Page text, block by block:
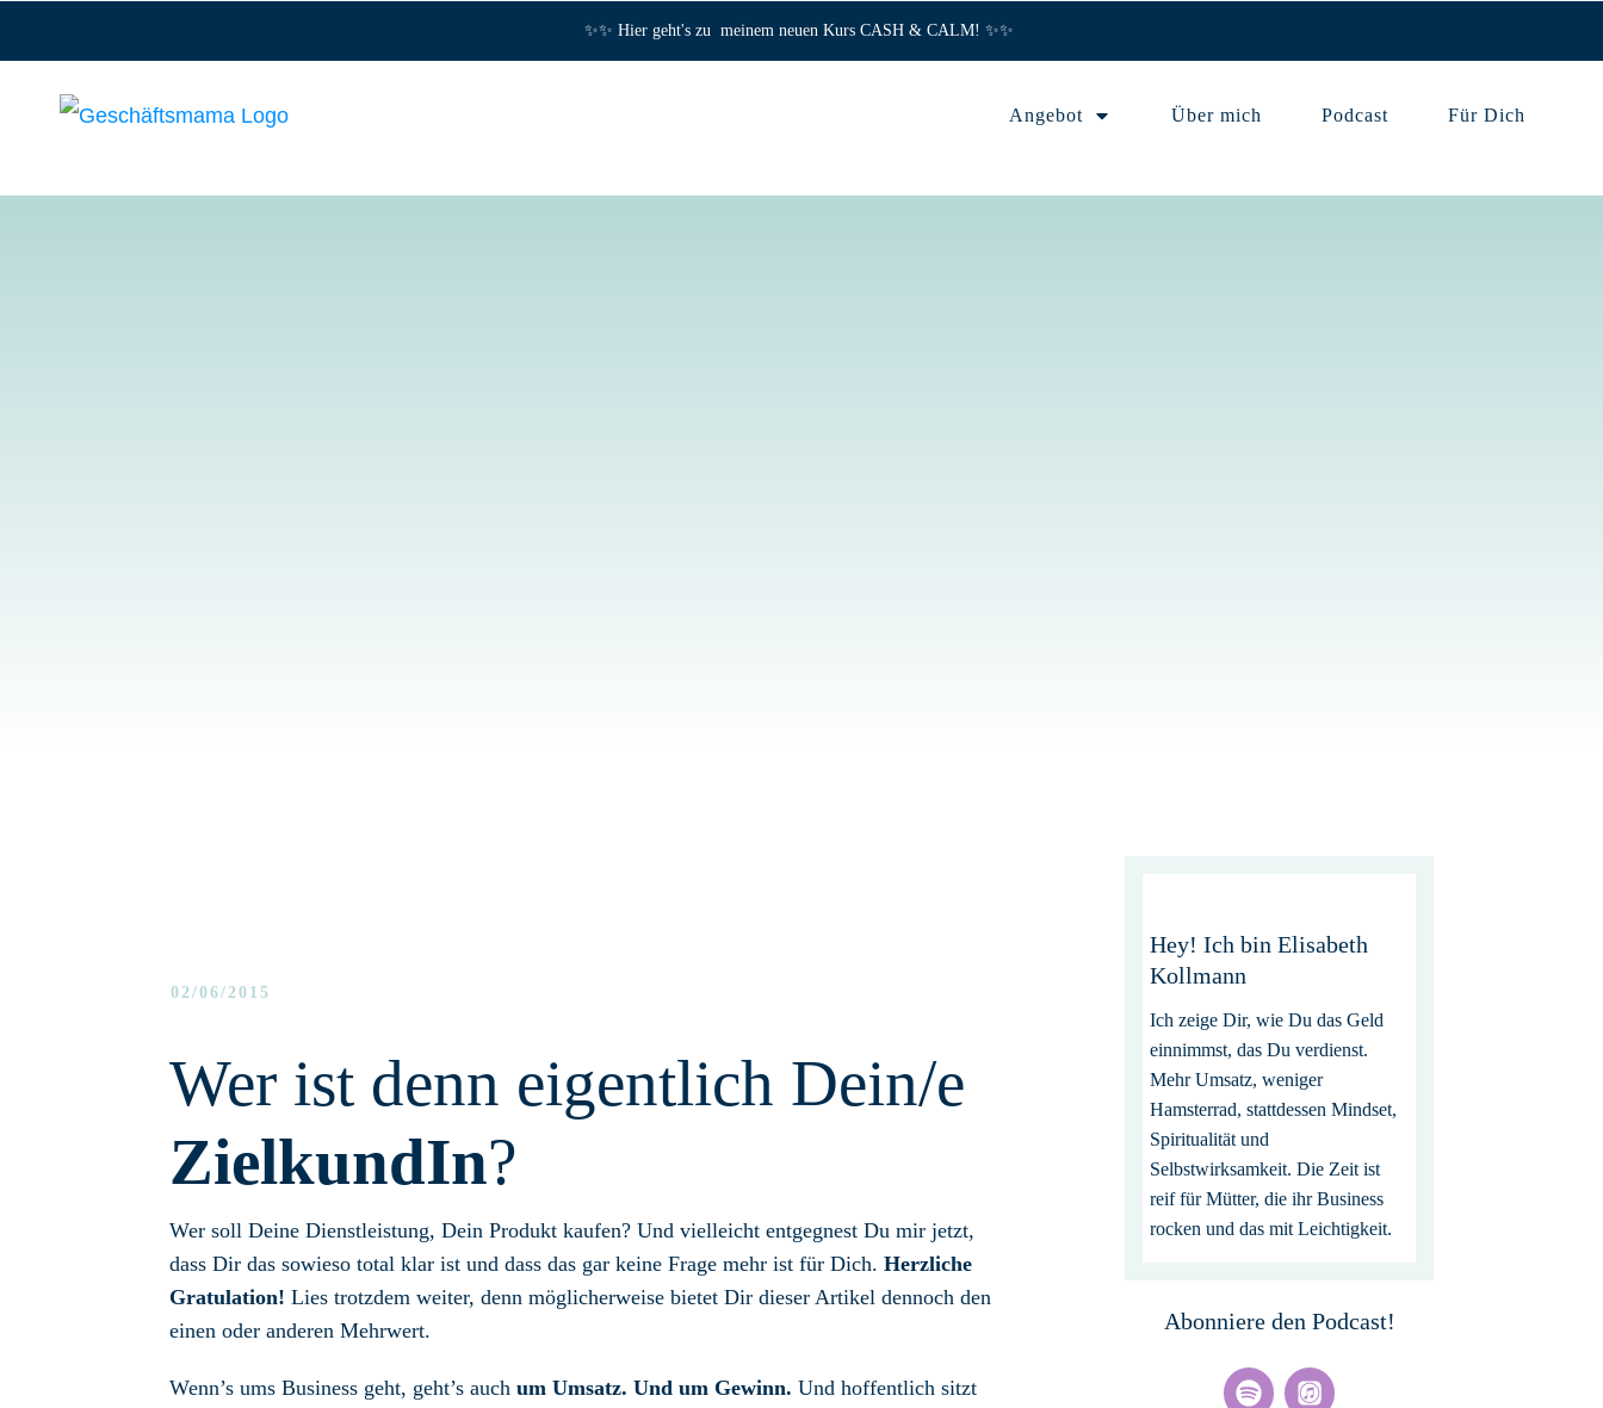
✨✨ Hier geht's zu meinem neuen Kurs CASH & CALM! ✨✨
Angebot Über mich Podcast Für Dich
02/06/2015
Wer ist denn eigentlich Dein/e
ZielkundIn?
Wer soll Deine Dienstleistung, Dein Produkt kaufen? Und vielleicht entgegnest Du mir jetzt,
dass Dir das sowieso total klar ist und dass das gar keine Frage mehr ist für Dich. Herzliche
Gratulation! Lies trotzdem weiter, denn möglicherweise bietet Dir dieser Artikel dennoch den
einen oder anderen Mehrwert.
Wenn’s ums Business geht, geht’s auch um Umsatz. Und um Gewinn. Und hoffentlich sitzt
Hey! Ich bin Elisabeth
Kollmann
Ich zeige Dir, wie Du das Geld
einnimmst, das Du verdienst.
Mehr Umsatz, weniger
Hamsterrad, stattdessen Mindset,
Spiritualität und
Selbstwirksamkeit. Die Zeit ist
reif für Mütter, die ihr Business
rocken und das mit Leichtigkeit.
Abonniere den Podcast!